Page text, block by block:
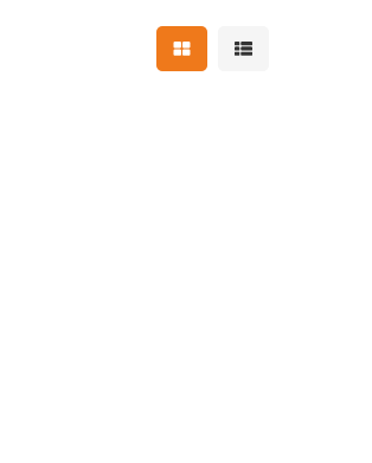
Mostrar resultados em
Mostrar